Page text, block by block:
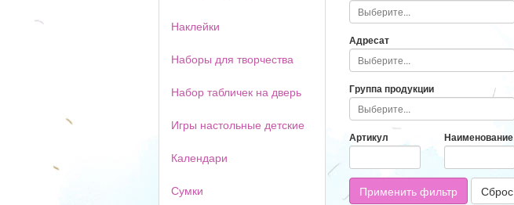
Наклейки
Наборы для творчества
Набор табличек на дверь
Игры настольные детские
Календари
Сумки
Адресат
Группа продукции
Артикул Наименование
Применить фильтр Сброс